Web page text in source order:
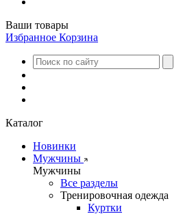
Ваши товары
Избранное Корзина
Каталог
Новинки
Мужчины
Мужчины
Все разделы
Тренировочная одежда
Куртки